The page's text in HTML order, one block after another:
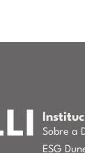
Sobre a
ESG